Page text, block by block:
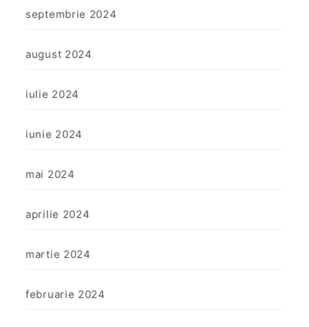
septembrie 2024
august 2024
iulie 2024
iunie 2024
mai 2024
aprilie 2024
martie 2024
februarie 2024